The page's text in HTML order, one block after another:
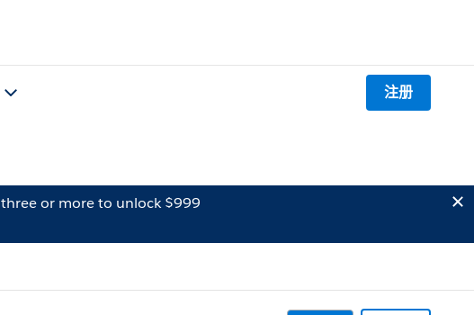
注册
three or more to unlock $999